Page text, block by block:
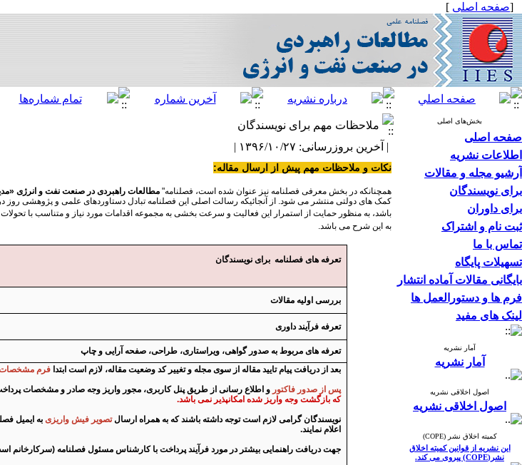
[صفحه اصلی ]
بخش‌های اصلی
صفحه اصلی
اطلاعات نشریه
آرشیو مجله و مقالات
برای نویسندگان
برای داوران
ثبت نام و اشتراک
تماس با ما
تسهیلات پایگاه
بایگانی مقالات آماده انتشار
فرم ها و دستورالعمل ها
لینک های مفید
آمار نشریه
آمار نشریه
اصول اخلاقی نشریه
اصول اخلاقی نشریه
کمیته اخلاق نشر (COPE)
این نشریه از قوانین کمیته اخلاق
نشر(COPE) پیروی می کند.
ملاحظات مهم برای نویسندگان
| آخرین بروزرسانی: ۱۳۹۶/۱۰/۲۷ |
نکات و ملاحظات مهم پیش از ارسال مقاله:
همچنانکه در بخش معرفی فصلنامه نیز عنوان شده است، فصلنامه » مطالعات راهبردی در صنعت نفت و انرژی "
کمک های دولتی منتشر می‌ شود. از آنجائیکه رسالت اصلی این فصلنامه تبادل دستاوردهای علمی و پژوهشی
باشد، به منظور حمایت از استمرار این فعالیت و سرعت بخشی به مجموعه اقدامات مورد نیاز و متناسب با تحولات
به این شرح می باشد.
تعرفه های فصلنامه برای نویسندگان
بررسی اولیه مقالات
تعرفه فرآیند داوری
تعرفه های مربوط به صدور گواهی، ویراستاری، طراحی، صفحه آرایی و چاپ
بعد از دریافت پیام تایید مقاله از سوی مجله و تغییر کد وضعیت مقاله، لازم است ابتدا فرم مشخصات
پس از صدور فاکتور و اطلاع رسانی از طریق پنل کاربری، مجور واریز وجه صادر و مشخصات پرداخت
که بازگشت وجه واریز شده امکانپذیر نمی باشد.
نویسندگان گرامی لازم است توجه داشته باشند که به همراه ارسالتصویر فیش واریزیبه ایمیل
اعلام نمایند.
جهت دریافت راهنمایی بیشتر در مورد فرآیند پرداخت با کارشناس مسئول فصلنامه (سرکارخانم اسدی - تلفن ۲۷۶۴۴۱۵۵)